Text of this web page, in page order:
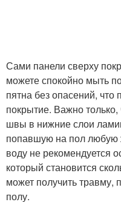
Сами панели сверху
можете спокойно мыть
пятна без опасений, что
покрытие. Важно
швы в нижние слои
попавшую на пол любую
воду не рекомендуется
который становится
может получить травму,
полу.